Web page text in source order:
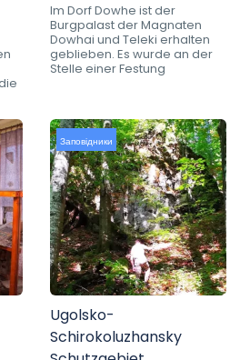
Im Dorf Dowhe ist der
Burgpalast der Magnaten
Dowhai und Teleki erhalten
geblieben. Es wurde an der
Stelle einer Festung
Заповідники
Ugolsko-
Schirokoluzhansky